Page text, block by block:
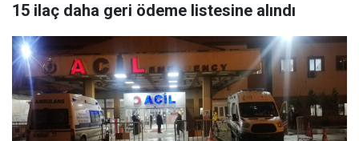
15 ilaç daha geri ödeme listesine alındı